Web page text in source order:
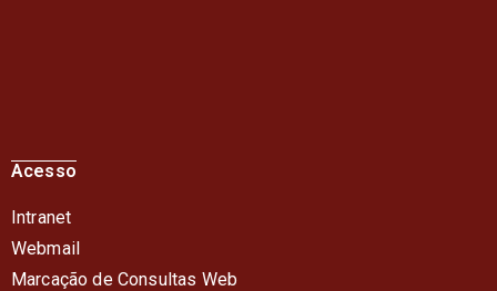
Acesso
Intranet
Webmail
Marcação de Consultas Web